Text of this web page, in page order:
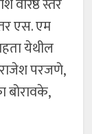
वरिष्ठ स्तर
एस. एम
येथील
परजणे,
बोरावके,